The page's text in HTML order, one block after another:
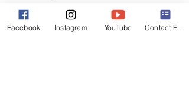
estate
in un clima rilassato e
conviviale, per ritrovarci dopo cena e
dare insieme il via alla stagione estiva.
Facebook Instagram YouTube Contact Form